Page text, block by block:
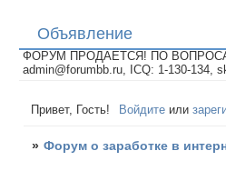
Объявление
ФОРУМ ПРОДАЕТСЯ! ПО
admin@forumbb.ru, ICQ: 1-130-134,
Привет, Гость! Войдите или
» Форум о заработке в